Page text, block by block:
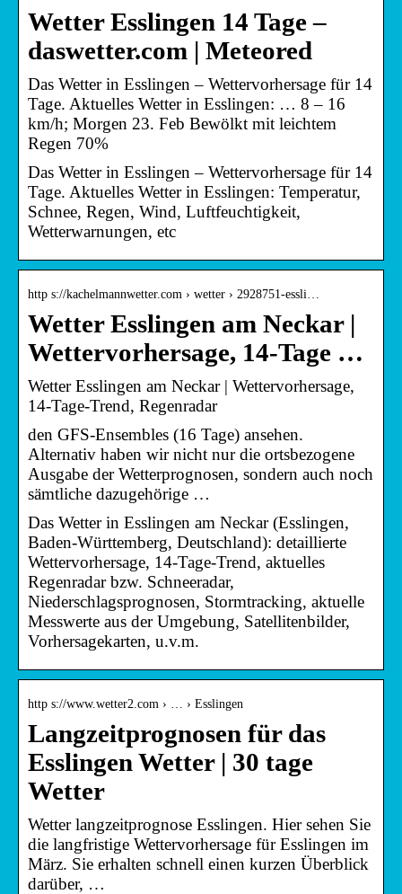
Wetter Esslingen 14 Tage –
daswetter.com | Meteored
Das Wetter in Esslingen – Wettervorhersage für 14
Tage. Aktuelles Wetter in Esslingen: … 8 – 16
km/h; Morgen 23. Feb Bewölkt mit leichtem
Regen 70%
Das Wetter in Esslingen – Wettervorhersage für 14
Tage. Aktuelles Wetter in Esslingen: Temperatur,
Schnee, Regen, Wind, Luftfeuchtigkeit,
Wetterwarnungen, etc
http s://kachelmannwetter.com › wetter › 2928751-essli…
Wetter Esslingen am Neckar |
Wettervorhersage, 14-Tage …
Wetter Esslingen am Neckar | Wettervorhersage,
14-Tage-Trend, Regenradar
den GFS-Ensembles (16 Tage) ansehen.
Alternativ haben wir nicht nur die ortsbezogene
Ausgabe der Wetterprognosen, sondern auch noch
sämtliche dazugehörige …
Das Wetter in Esslingen am Neckar (Esslingen,
Baden-Württemberg, Deutschland): detaillierte
Wettervorhersage, 14-Tage-Trend, aktuelles
Regenradar bzw. Schneeradar,
Niederschlagsprognosen, Stormtracking, aktuelle
Messwerte aus der Umgebung, Satellitenbilder,
Vorhersagekarten, u.v.m.
http s://www.wetter2.com › … › Esslingen
Langzeitprognosen für das
Esslingen Wetter | 30 tage
Wetter
Wetter langzeitprognose Esslingen. Hier sehen Sie
die langfristige Wettervorhersage für Esslingen im
März. Sie erhalten schnell einen kurzen Überblick
darüber, …